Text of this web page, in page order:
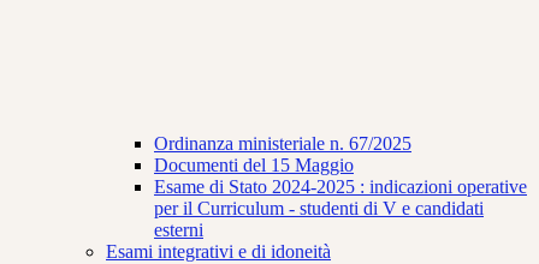
Ordinanza ministeriale n. 67/2025
Documenti del 15 Maggio
Esame di Stato 2024-2025 : indicazioni operative
per il Curriculum - studenti di V e candidati
esterni
Esami integrativi e di idoneità